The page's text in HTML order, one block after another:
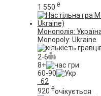
1 550 ₴
Монополія:
Monopoly: Ukraine
2-6
8+
60-90
62
920 ₴очікується